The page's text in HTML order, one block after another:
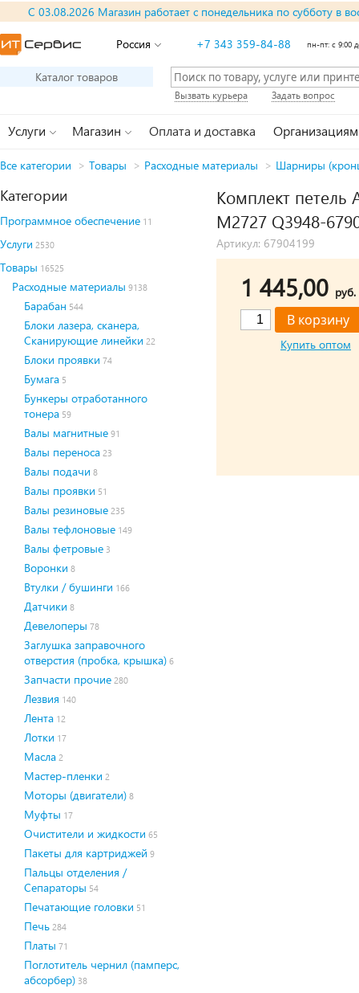
С 03.08.2026 Магазин работает с понедельника по субботу в
Россия +7 343 359-84-88 пн-пт: с 9:00
Каталог товаров
Вызвать курьера Задать вопрос
Услуги Магазин Оплата и доставка Организациям
Все категории > Товары > Расходные материалы > Шарниры
Категории
Программное обеспечение 11
Услуги 2530
Товары 16525
Расходные материалы 9138
Барабан 544
Блоки лазера, сканера,
Сканирующие линейки 22
Блоки проявки 74
Бумага 5
Бункеры отработанного
тонера 59
Валы магнитные 91
Валы переноса 23
Валы подачи 8
Валы проявки 51
Валы резиновые 235
Валы тефлоновые 149
Валы фетровые 3
Воронки 8
Втулки / бушинги 166
Датчики 8
Девелоперы 78
Заглушка заправочного
отверстия (пробка, крышка) 6
Запчасти прочие 280
Лезвия 140
Лента 12
Лотки 17
Масла 2
Мастер-пленки 2
Моторы (двигатели) 8
Муфты 17
Очистители и жидкости 65
Пакеты для картриджей 9
Пальцы отделения /
Сепараторы 54
Печатающие головки 51
Печь 284
Платы 71
Поглотитель чернил (памперс,
абсорбер) 38
Комплект петель
M2727 Q3948-
Артикул: 67904199
1 445,00 руб.
Купить оптом